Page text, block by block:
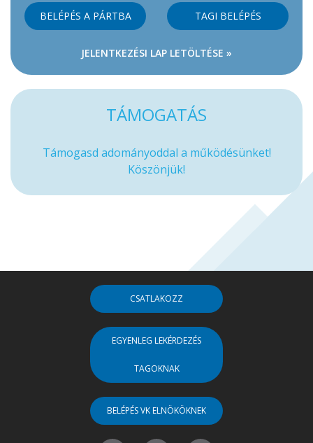
BELÉPÉS A PÁRTBA TAGI BELÉPÉS
JELENTKEZÉSI LAP LETÖLTÉSE »
TÁMOGATÁS
Támogasd adományoddal a működésünket!
Köszönjük!
CSATLAKOZZ
EGYENLEG LEKÉRDEZÉS
TAGOKNAK
BELÉPÉS VK ELNÖKÖKNEK